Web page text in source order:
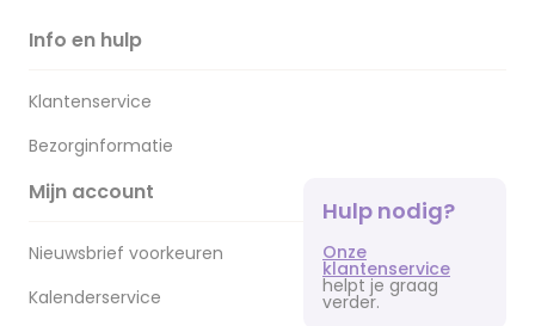
Info en hulp
Klantenservice
Bezorginformatie
Mijn account
Nieuwsbrief voorkeuren
Kalenderservice
Hulp nodig?
Onze
klantenservice
helpt je graag
verder.